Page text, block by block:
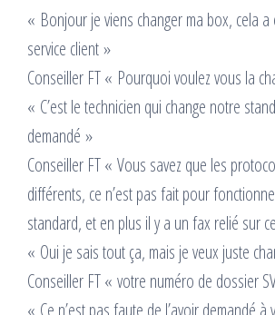
« Bonjour je viens changer ma box, cela a
service client »
Conseiller FT « Pourquoi voulez vous la
« C’est le technicien qui change notre
demandé »
Conseiller FT « Vous savez que les
différents, ce n’est pas fait pour
standard, et en plus il y a un fax relié sur
« Oui je sais tout ça, mais je veux juste
Conseiller FT « votre numéro de dossier